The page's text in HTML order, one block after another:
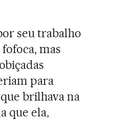
seu trabalho
mas
para
brilhava na
que ela,